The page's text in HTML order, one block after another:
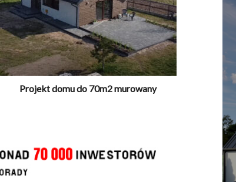
Projekt domu do 70m2 murowany